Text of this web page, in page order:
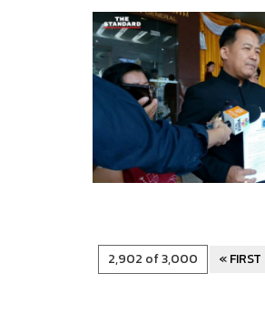
2,902 of 3,000 « FIRST